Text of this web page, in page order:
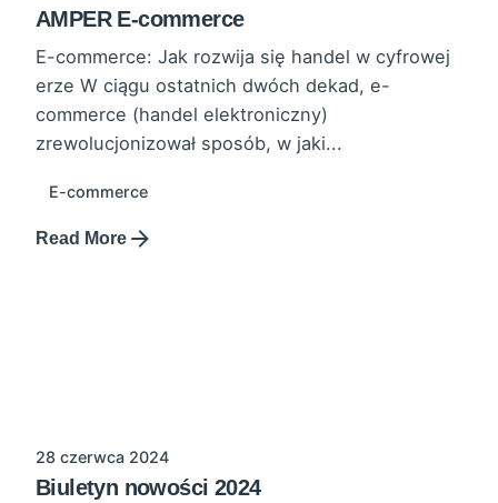
AMPER E-commerce
E-commerce: Jak rozwija się handel w cyfrowej
erze W ciągu ostatnich dwóch dekad, e-
commerce (handel elektroniczny)
zrewolucjonizował sposób, w jaki...
E-commerce
Read More
28 czerwca 2024
Biuletyn nowości 2024